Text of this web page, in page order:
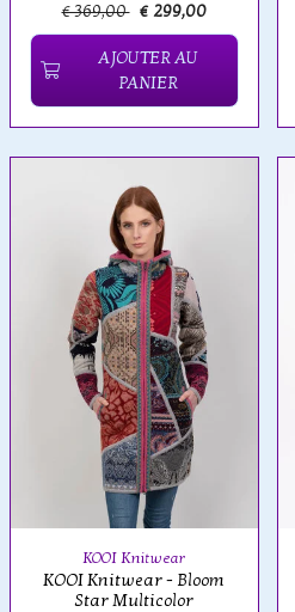
€ 369,00 € 299,00
AJOUTER AU
PANIER
KOOI Knitwear
KOOI Knitwear - Bloom
Star Multicolor